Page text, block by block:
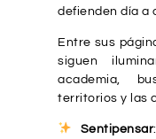
defienden día a
Entre sus
siguen
academia,
territorios y las
Sentipensar